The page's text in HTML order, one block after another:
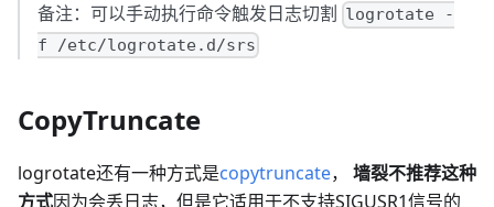
备注：可以手动执行命令触发日志切割 logrotate -
f /etc/logrotate.d/srs
CopyTruncate
logrotate还有一种方式是copytruncate， 墙裂不推荐这种
方式因为会丢日志，但是它适用于不支持SIGUSR1信号的